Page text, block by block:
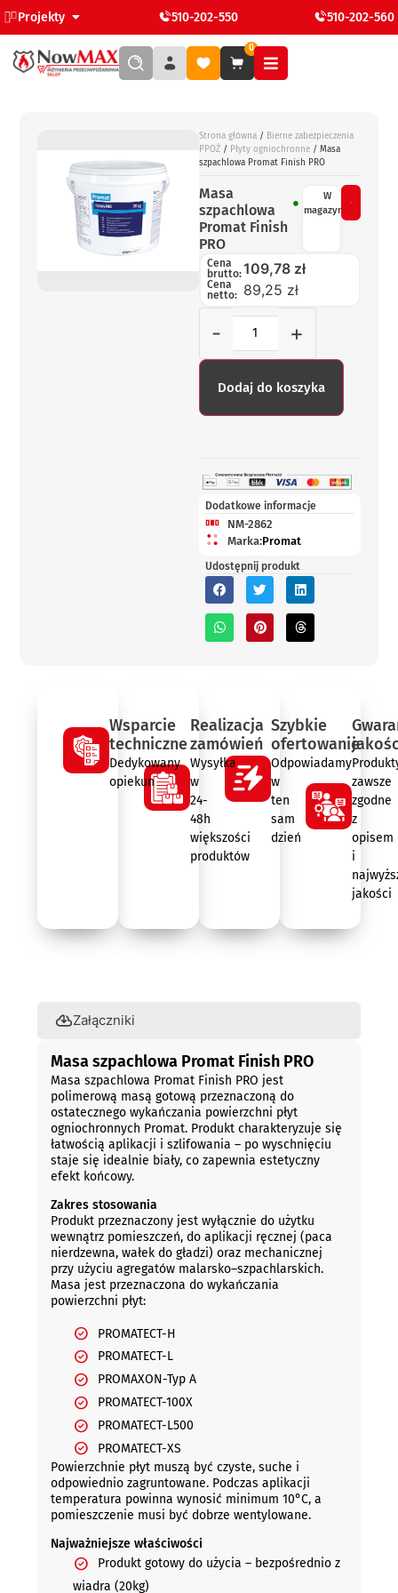
Projekty 510-202-550 510-202-560
0
Strona główna / Bierne zabezpieczenia
PPOŻ / Płyty ogniochronne / Masa
szpachlowa Promat Finish PRO
Masa
szpachlowa
Promat Finish
PRO
W
magazynie
Cena
brutto:109,78 zł
Cena
netto: 89,25 zł
- +
Dodaj do koszyka
Dodatkowe informacje
NM-2862
Marka:Promat
Udostępnij produkt
Wsparcie
techniczne
Dedykowany
opiekun
Realizacja
zamówień
Wysyłka
w
24-
48h
większości
produktów
Szybkie
ofertowanie
Odpowiadamy
w
ten
sam
dzień
zawsze
zgodne
z
opisem
i
jakości
Załączniki
Masa szpachlowa Promat Finish PRO
Masa szpachlowa Promat Finish PRO jest
polimerową masą gotową przeznaczoną do
ostatecznego wykańczania powierzchni płyt
ogniochronnych Promat. Produkt charakteryzuje się
łatwością aplikacji i szlifowania – po wyschnięciu
staje się idealnie biały, co zapewnia estetyczny
efekt końcowy.
Zakres stosowania
Produkt przeznaczony jest wyłącznie do użytku
wewnątrz pomieszczeń, do aplikacji ręcznej (paca
nierdzewna, wałek do gładzi) oraz mechanicznej
przy użyciu agregatów malarsko–szpachlarskich.
Masa jest przeznaczona do wykańczania
powierzchni płyt:
PROMATECT-H
PROMATECT-L
PROMAXON-Typ A
PROMATECT-100X
PROMATECT-L500
PROMATECT-XS
Powierzchnie płyt muszą być czyste, suche i
odpowiednio zagruntowane. Podczas aplikacji
temperatura powinna wynosić minimum 10°C, a
pomieszczenie musi być dobrze wentylowane.
Najważniejsze właściwości
Produkt gotowy do użycia – bezpośrednio z
wiadra (20kg)